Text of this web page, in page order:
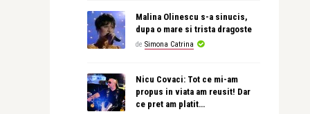
Malina Olinescu s-a sinucis,
dupa o mare si trista dragoste
de Simona Catrina
Nicu Covaci: Tot ce mi-am
propus in viata am reusit! Dar
ce pret am platit…